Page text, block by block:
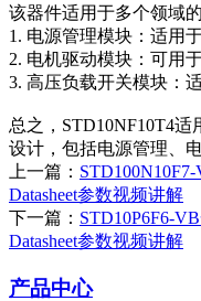
该器件适用于多个领域
1. 电源管理模块：适用
2. 电机驱动模块：可用
3. 高压负载开关模块：
总之，STD10NF10T4
设计，包括电源管理、
上一篇：
Datasheet参数视频讲解
下一篇： STD10P6F6-
Datasheet参数视频讲解
产品中心